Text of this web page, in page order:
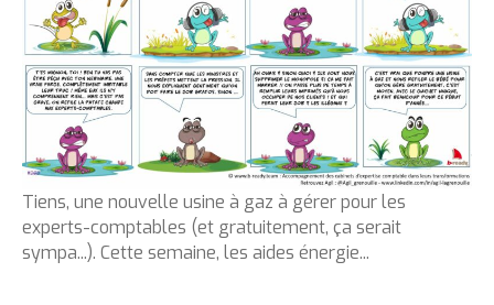
Tiens, une nouvelle usine à gaz à gérer pour les
experts-comptables (et gratuitement, ça serait
sympa...). Cette semaine, les aides énergie...